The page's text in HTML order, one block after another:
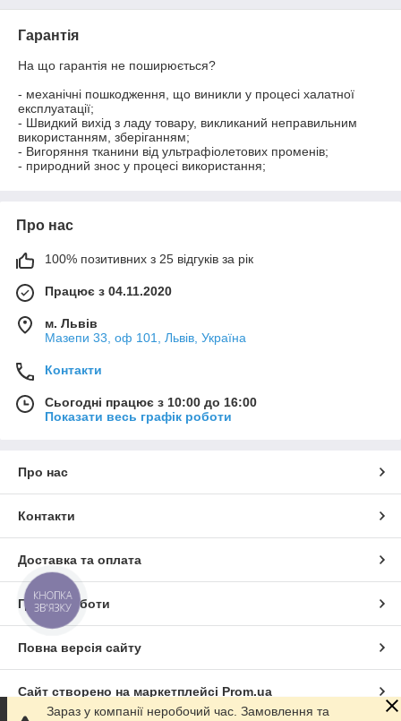
Гарантія
На що гарантія не поширюється?
- механічні пошкодження, що виникли у процесі халатної
експлуатації;
- Швидкий вихід з ладу товару, викликаний неправильним
використанням, зберіганням;
- Вигоряння тканини від ультрафіолетових променів;
- природний знос у процесі використання;
Про нас
100% позитивних з 25 відгуків за рік
Працює з 04.11.2020
м. Львів
Мазепи 33, оф 101, Львів, Україна
Контакти
Сьогодні працює з 10:00 до 16:00
Показати весь графік роботи
Про нас
Контакти
Доставка та оплата
Графік роботи
Повна версія сайту
Сайт створено на маркетплейсі Prom.ua
Зараз у компанії неробочий час. Замовлення та
КНОПКА
ЗВ'ЯЗКУ